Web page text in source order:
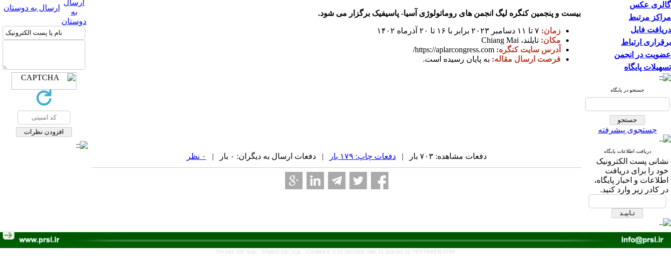
گالری عکس
مراکز مرتبط
دریافت فایل
برقراری ارتباط
عضویت در انجمن
تسهیلات پایگاه
جستجو در پایگاه
جستجوی پیشرفته
دریافت اطلاعات پایگاه
نشانی پست الکترونیک
خود را برای دریافت
اطلاعات و اخبار پایگاه،
در کادر زیر وارد کنید.
بیست و پنجمین کنگره لیگ انجمن های روماتولوژی آسیا- پاسیفیک برگزار می شود.
زمان:
مکان: تایلند، Chiang Mai
آدرس سایت کنگره: https://aplarcongress.com/
فرصت ارسال مقاله: به پایان رسیده است.
ارسال به دوستان
دفعات مشاهده: ۷۰۳ بار | دفعات چاپ: ۱۷۹ بار | دفعات ارسال به دیگران: ۰ بار | ۰ نظر
Persian site map - English site map - Created in 0.16 seconds with 41 queries by YEKTAWEB 4766